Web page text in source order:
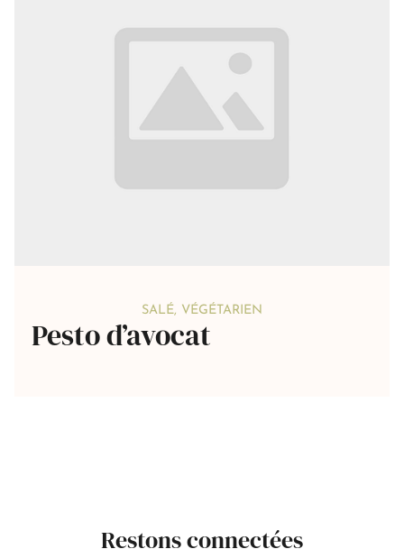
SALÉ, VÉGÉTARIEN
Pesto d’avocat
Restons connectées